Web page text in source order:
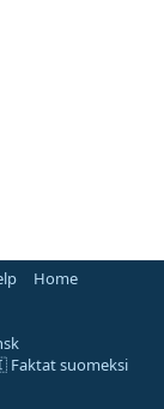
Home
suomeksi